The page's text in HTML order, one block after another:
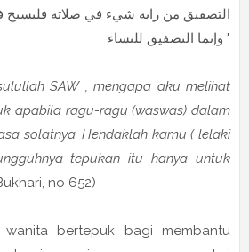
التصفيق من رابه شيء في صلاته فليسبح
وإنما التصفيق للنساء "
SAW , mengapa aku melihat
apabila ragu-ragu (waswas) dalam
solatnya. Hendaklah kamu ( lelaki
tepukan itu hanya untuk
no 652)
bertepuk bagi membantu